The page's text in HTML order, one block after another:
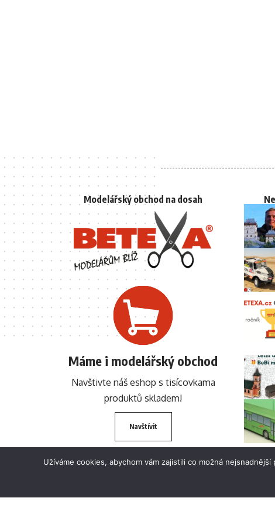
Modelářský obchod na dosah
Máme i modelářský obchod
Navštivte náš eshop s tisícovkama
produktů skladem!
Navštívit
Užíváme cookies, abychom vám zajistili co možná